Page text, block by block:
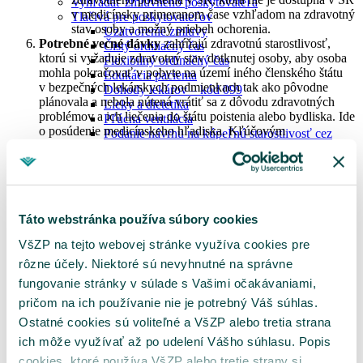
Táto webstránka používa súbory cookies
VšZP na tejto webovej stránke využíva cookies pre
rôzne účely. Niektoré sú nevyhnutné na správne
fungovanie stránky v súlade s Vašimi očakávaniami,
pričom na ich používanie nie je potrebný Váš súhlas.
Ostatné cookies sú voliteľné a VšZP alebo tretia strana
ich môže využívať až po udelení Vášho súhlasu. Popis
Tlačivá pre poskytovateľov
Uzatvorenie zmluvy
Čistý ordinačný čas
Flexibilný ordinačný čas
Edukácia pacienta
Dohody lekárov – kód 099
Lieky a dietetika
Pľúcna ventilácia
Podanie návrhu na kúpeľnú starostlivosť cez
Kontakt pre poskytovateľov zdravotnej starostlivosti
O nás
O nás
Organizačná štruktúra
Tlačové správy
v medicínsky primeranom čase vzhľadom na zdravotný
stav osoby a možný priebeh ochorenia.
Potrebné vecné dávkyzahŕňajú zdravotnú starostlivosť,
ktorú si vyžaduje zdravotný stav dotknutej osoby, aby osoba
mohla pokračovať v pobyte na území iného členského štátu
v bezpečných lekárskych podmienkach tak ako pôvodne
plánovala a nebola nútená vrátiť sa z dôvodu zdravotných
problémov a ich liečenia do štátu poistenia alebo bydliska. Ide
o posúdenie medicínskeho hľadiska. Kľúčovým
prípade, či dávky majú alebo nemajú byť priznané.
Je jednoznačné, že pod daný rozsah spadá akékoľvek
ošetrenie ambulanciou lekárskej služby prvej pomoci
u praktického lekára spĺňa toto medicínske kritérium, ak
zdravotného problému. Preventívna zdravotná
starostlivosť, ako aj očkovania, sú vyňaté z rozsahu
potrebnej zdravotnej starostlivosti, okrem prípadov keď
sa stanú nevyhnutnými z dôvodu ochrany verejného
zdravia (možné epidémie ap.) alebo kde sa pre dĺžku
pobytu považujú za odôvodnené, dlhodobé pobyty len
na Európsky preukaz zdravotného poistenia (ďalej len
“EPZP”). Potrebné vecné dávky ďalej nevylučujú